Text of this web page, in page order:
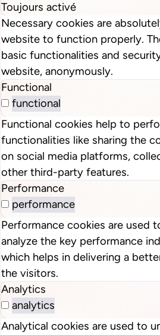
Toujours activé
Necessary cookies are
website to function properly.
basic functionalities and
website, anonymously.
Functional
functional
Functional cookies help to
functionalities like sharing the
on social media platforms,
other third-party features.
Performance
performance
Performance cookies are used
analyze the key performance
which helps in delivering a
the visitors.
Analytics
analytics
Analytical cookies are used to